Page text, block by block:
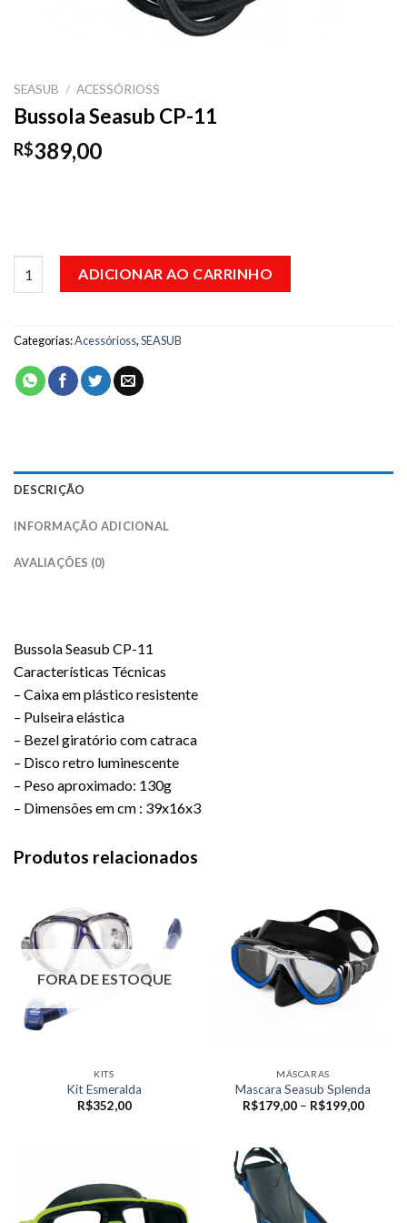
SEASUB / ACESSÓRIOSS
Bussola Seasub CP-11
R$389,00
ADICIONAR AO CARRINHO
Categorias:Acessórioss,SEASUB
DESCRIÇÃO
INFORMAÇÃO ADICIONAL
AVALIAÇÕES (0)
Bussola Seasub CP-11
Características Técnicas
– Caixa em plástico resistente
– Pulseira elástica
– Bezel giratório com catraca
– Disco retro luminescente
– Peso aproximado: 130g
– Dimensões em cm : 39x16x3
Produtos relacionados
FORA DE ESTOQUE
KITS
Kit Esmeralda
R$352,00
MÁSCARAS
Mascara Seasub Splenda
R$179,00 – R$199,00Faixa